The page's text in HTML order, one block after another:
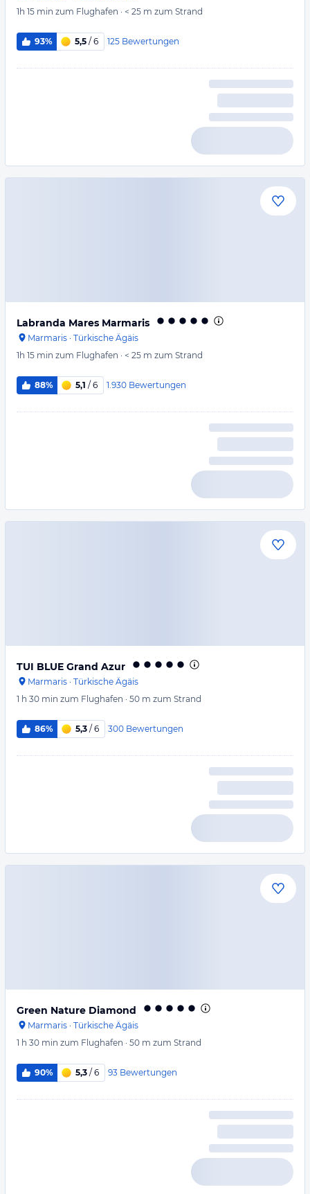
1h 15 min zum Flughafen · < 25 m zum Strand
93% 5,5 / 6 125 Bewertungen
Labranda Mares Marmaris
Marmaris · Türkische Ägäis
1h 15 min zum Flughafen · < 25 m zum Strand
88% 5,1 / 6 1.930 Bewertungen
TUI BLUE Grand Azur
Marmaris · Türkische Ägäis
1 h 30 min zum Flughafen · 50 m zum Strand
86% 5,3 / 6 300 Bewertungen
Green Nature Diamond
Marmaris · Türkische Ägäis
1 h 30 min zum Flughafen · 50 m zum Strand
90% 5,3 / 6 93 Bewertungen